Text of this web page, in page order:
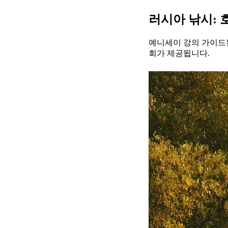
러시아 낚시:
예니세이 강의 가이
회가 제공됩니다.